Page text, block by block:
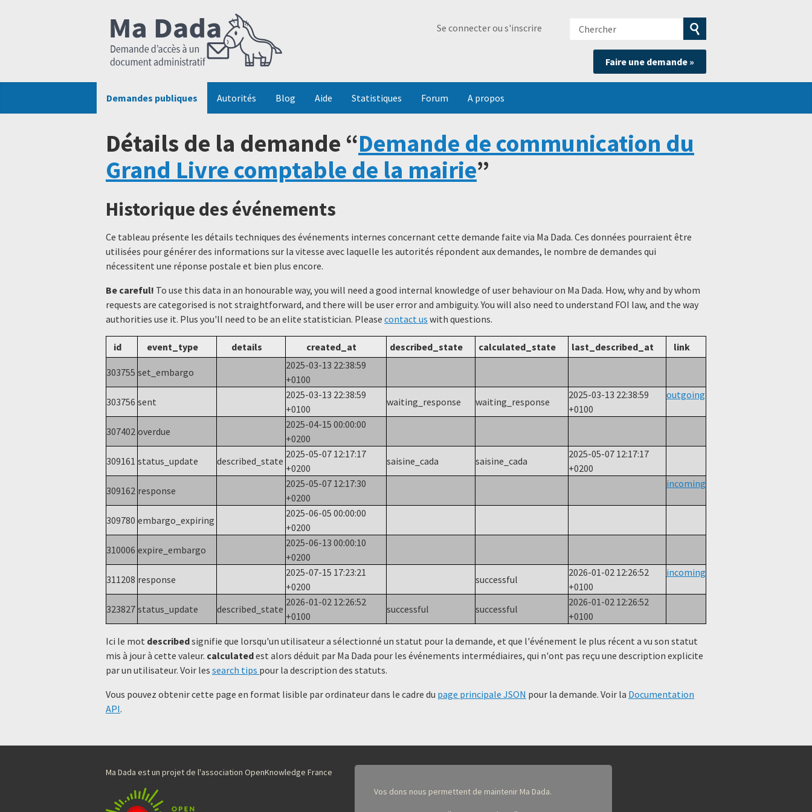
Se connecter ou s'inscrire
Chercher
Soumettre
la
recherche
Faire une demande »
Demandes publiques Autorités Blog Aide Statistiques Forum A propos
Détails de la demande “Demande de communication du
Grand Livre comptable de la mairie”
Historique des événements
Ce tableau présente les détails techniques des événements internes concernant cette demande faite via Ma Dada. Ces données pourraient être
utilisées pour générer des informations sur la vitesse avec laquelle les autorités répondent aux demandes, le nombre de demandes qui
nécessitent une réponse postale et bien plus encore.
Be careful! To use this data in an honourable way, you will need a good internal knowledge of user behaviour on Ma Dada. How, why and by whom
requests are categorised is not straightforward, and there will be user error and ambiguity. You will also need to understand FOI law, and the way
authorities use it. Plus you'll need to be an elite statistician. Please contact us with questions.
id event_type details created_at described_state calculated_state last_described_at link
303755 set_embargo
2025-03-13 22:38:59
+0100
303756 sent
2025-03-13 22:38:59
+0100
waiting_response waiting_response
2025-03-13 22:38:59
+0100
outgoing
307402 overdue
2025-04-15 00:00:00
+0200
309161 status_update described_state
2025-05-07 12:17:17
+0200
saisine_cada saisine_cada
2025-05-07 12:17:17
+0200
309162 response
2025-05-07 12:17:30
+0200
incoming
309780 embargo_expiring
2025-06-05 00:00:00
+0200
310006 expire_embargo
2025-06-13 00:00:10
+0200
311208 response
2025-07-15 17:23:21
+0200
successful
2026-01-02 12:26:52
+0100
incoming
323827 status_update described_state
2026-01-02 12:26:52
+0100
successful successful
2026-01-02 12:26:52
+0100
Ici le mot describedsignifie que lorsqu'un utilisateur a sélectionné un statut ​​pour la demande, et que l'événement le plus récent a vu son statut
mis à jour à cette valeur. calculatedest alors déduit par Ma Dada pour les événements intermédiaires, qui n'ont pas reçu une description explicite
par un utilisateur. Voir les search tips pour la description des statuts.
Vous pouvez obtenir cette page en format lisible par ordinateur dans le cadre du page principale JSON pour la demande. Voir la Documentation
API.
Ma Dada est un projet de l'association OpenKnowledge France
Vos dons nous permettent de maintenir Ma Dada.